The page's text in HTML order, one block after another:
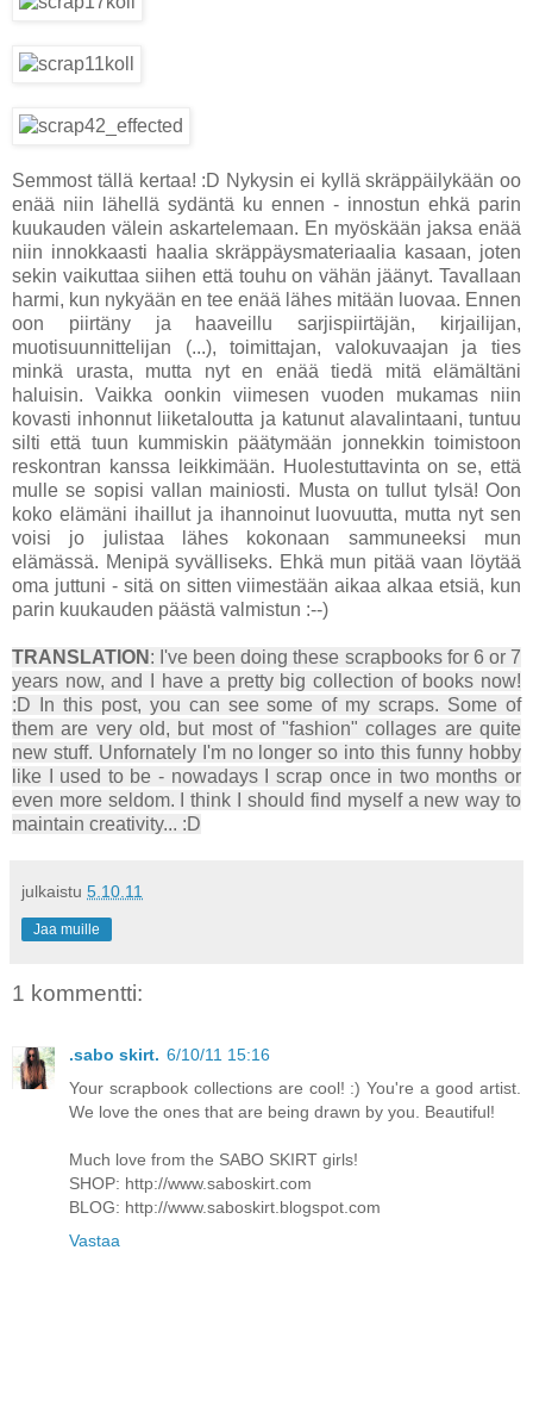
Semmost tällä kertaa! :D Nykysin ei kyllä skräppäilykään oo
enää niin lähellä sydäntä ku ennen - innostun ehkä parin
kuukauden välein askartelemaan. En myöskään jaksa enää
niin innokkaasti haalia skräppäysmateriaalia kasaan, joten
sekin vaikuttaa siihen että touhu on vähän jäänyt. Tavallaan
harmi, kun nykyään en tee enää lähes mitään luovaa. Ennen
oon piirtäny ja haaveillu sarjispiirtäjän, kirjailijan,
muotisuunnittelijan (...), toimittajan, valokuvaajan ja ties
minkä urasta, mutta nyt en enää tiedä mitä elämältäni
haluisin. Vaikka oonkin viimesen vuoden mukamas niin
kovasti inhonnut liiketaloutta ja katunut alavalintaani, tuntuu
silti että tuun kummiskin päätymään jonnekkin toimistoon
reskontran kanssa leikkimään. Huolestuttavinta on se, että
mulle se sopisi vallan mainiosti. Musta on tullut tylsä! Oon
koko elämäni ihaillut ja ihannoinut luovuutta, mutta nyt sen
voisi jo julistaa lähes kokonaan sammuneeksi mun
elämässä. Menipä syvälliseks. Ehkä mun pitää vaan löytää
oma juttuni - sitä on sitten viimestään aikaa alkaa etsiä, kun
parin kuukauden päästä valmistun :--)
TRANSLATION : I've been doing these scrapbooks for 6 or 7
years now, and I have a pretty big collection of books now!
:D In this post, you can see some of my scraps. Some of
them are very old, but most of "fashion" collages are quite
new stuff. Unfornately I'm no longer so into this funny hobby
like I used to be - nowadays I scrap once in two months or
even more seldom. I think I should find myself a new way to
maintain creativity... :D
julkaistu 5.10.11
Jaa muille
1 kommentti:
.sabo skirt. 6/10/11 15:16
Your scrapbook collections are cool! :) You're a good artist.
We love the ones that are being drawn by you. Beautiful!
Much love from the SABO SKIRT girls!
SHOP: http://www.saboskirt.com
BLOG: http://www.saboskirt.blogspot.com
Vastaa